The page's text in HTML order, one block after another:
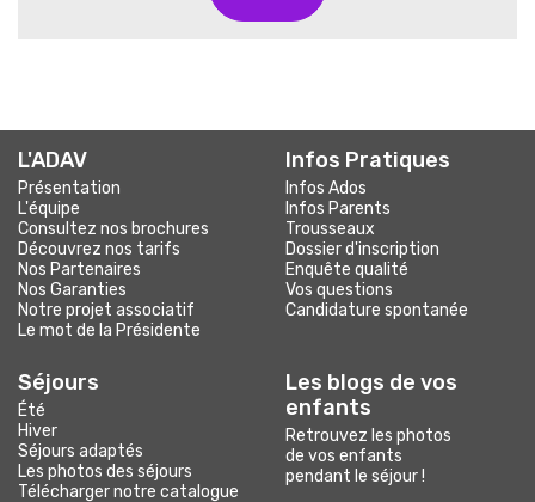
L'ADAV
Présentation
L'équipe
Consultez nos brochures
Découvrez nos tarifs
Nos Partenaires
Nos Garanties
Notre projet associatif
Le mot de la Présidente
Infos Pratiques
Infos Ados
Infos Parents
Trousseaux
Dossier d'inscription
Enquête qualité
Vos questions
Candidature spontanée
Séjours
Été
Hiver
Séjours adaptés
Les photos des séjours
Télécharger notre catalogue
Les blogs de vos
enfants
Retrouvez les photos
de vos enfants
pendant le séjour !